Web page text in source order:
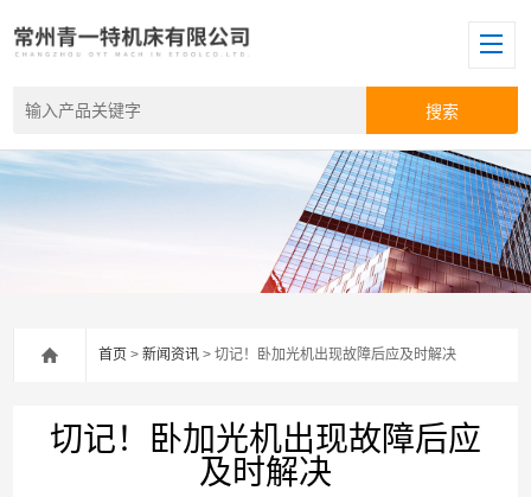
首页 >新闻资讯 > 切记！卧加光机出现故障后应及时解决
切记！卧加光机出现故障后应
及时解决